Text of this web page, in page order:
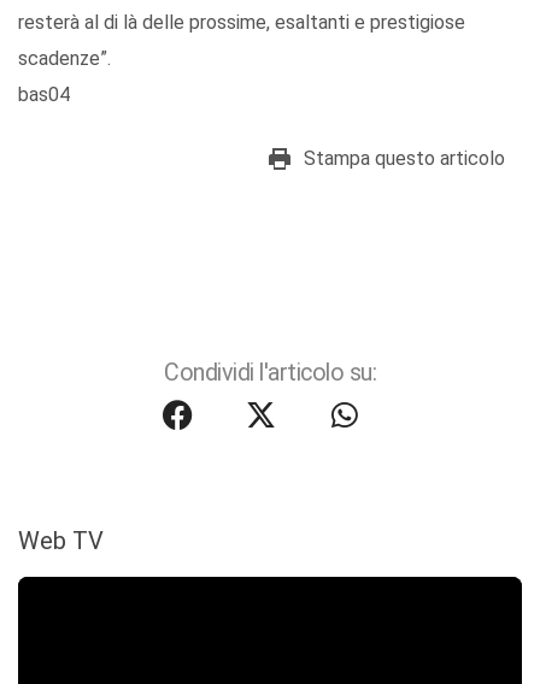
resterà al di là delle prossime, esaltanti e prestigiose
scadenze”.
bas04
Stampa questo articolo
Condividi l'articolo su:
Web TV